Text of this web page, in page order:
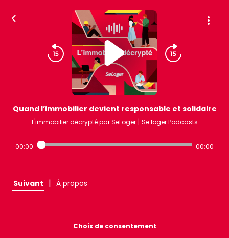
Quand l’immobilier devient responsable et solidaire
L'immobilier décrypté par SeLoger | Se loger Podcasts
00:00 00:00
Suivant | À propos
Choix de consentement